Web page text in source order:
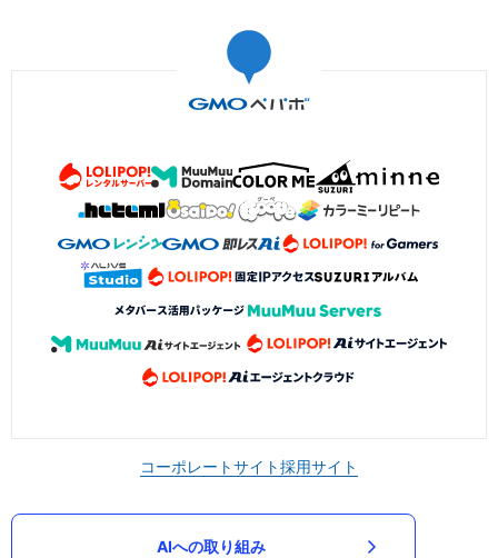
コーポレートサイト採用サイト
AIへの取り組み